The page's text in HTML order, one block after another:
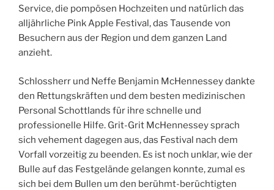
Service, die pompösen Hochzeiten und natürlich das
alljährliche Pink Apple Festival, das Tausende von
Besuchern aus der Region und dem ganzen Land
anzieht.
Schlossherr und Neffe Benjamin McHennessey dankte
den Rettungskräften und dem besten medizinischen
Personal Schottlands für ihre schnelle und
professionelle Hilfe. Grit-Grit McHennessey sprach
sich vehement dagegen aus, das Festival nach dem
Vorfall vorzeitig zu beenden. Es ist noch unklar, wie der
Bulle auf das Festgelände gelangen konnte, zumal es
sich bei dem Bullen um den berühmt-berüchtigten